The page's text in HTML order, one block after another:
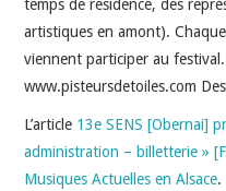
temps de résidence, des
artistiques en amont).
viennent participer au
www.pisteursdetoiles.com
L’article 13e SENS [Obernai]
administration – billetterie »
Musiques Actuelles en Alsace.